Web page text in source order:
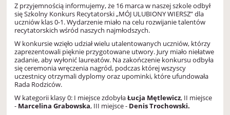
Z przyjemnością informujemy, że 16 marca w naszej szkole odbył
się Szkolny Konkurs Recytatorski „MÓJ ULUBIONY WIERSZ” dla
uczniów klas 0-1. Wydarzenie miało na celu rozwijanie talentów
recytatorskich wśród naszych najmłodszych.
W konkursie wzięło udział wielu utalentowanych uczniów, którzy
zaprezentowali pięknie przygotowane utwory. Jury miało niełatwe
zadanie, aby wyłonić laureatów. Na zakończenie konkursu odbyła
się ceremonia wręczenia nagród, podczas której wszyscy
uczestnicy otrzymali dyplomy oraz upominki, które ufundowała
Rada Rodziców.
W kategorii klasy 0: I miejsce zdobyłaŁucja Mętlewicz, II miejsce
- Marcelina Grabowska, III miejsce - Denis Trochowski.